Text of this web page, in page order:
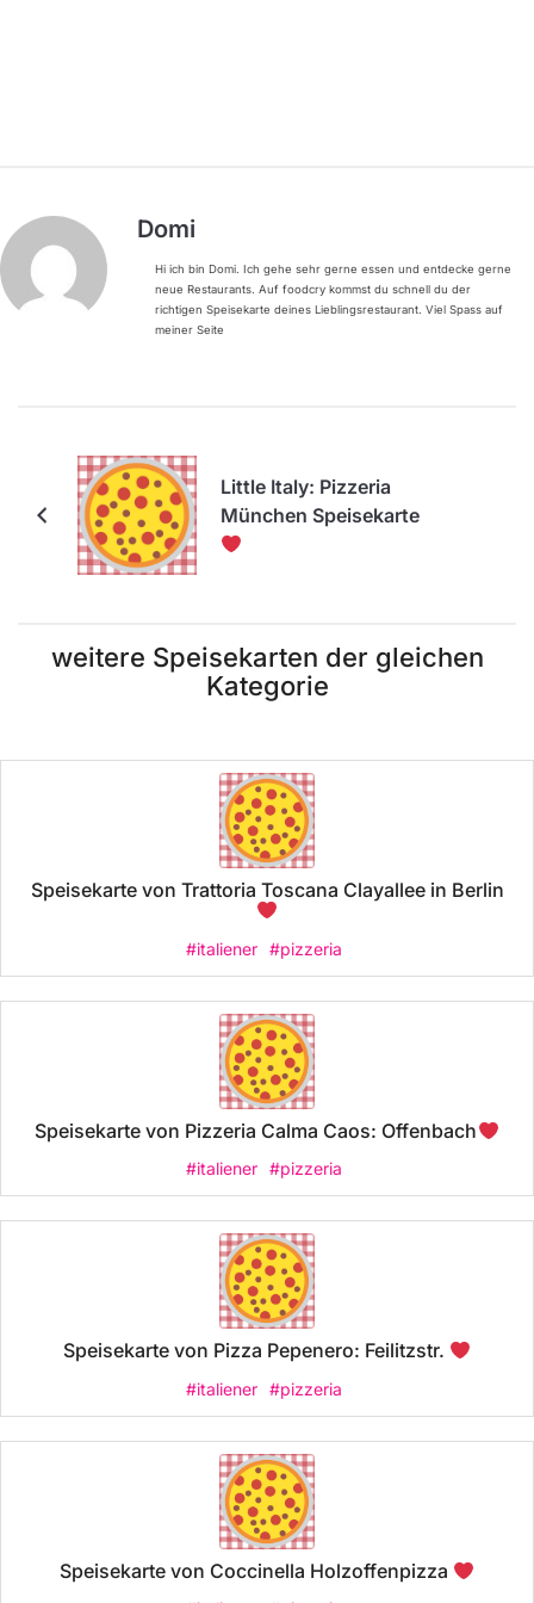
Domi
Hi ich bin Domi. Ich gehe sehr gerne essen und entdecke gerne
neue Restaurants. Auf foodcry kommst du schnell du der
richtigen Speisekarte deines Lieblingsrestaurant. Viel Spass auf
meiner Seite
Little Italy: Pizzeria
München Speisekarte
weitere Speisekarten der gleichen
Kategorie
Speisekarte von Trattoria Toscana Clayallee in Berlin
#italiener #pizzeria
Speisekarte von Pizzeria Calma Caos: Offenbach
#italiener #pizzeria
Speisekarte von Pizza Pepenero: Feilitzstr.
#italiener #pizzeria
Speisekarte von Coccinella Holzoffenpizza